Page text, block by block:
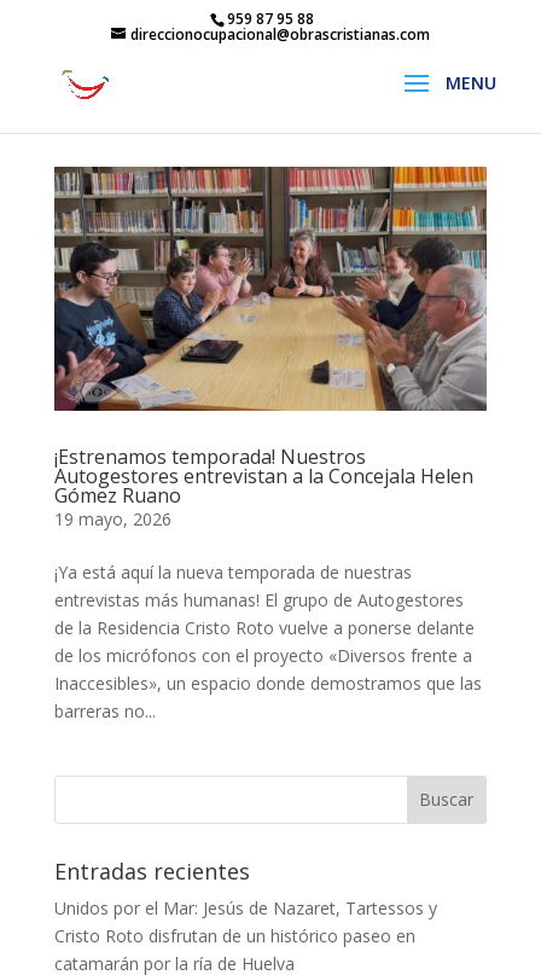
959 87 95 88
direccionocupacional@obrascristianas.com
¡Estrenamos temporada! Nuestros
Autogestores entrevistan a la Concejala Helen
Gómez Ruano
19 mayo, 2026
¡Ya está aquí la nueva temporada de nuestras
entrevistas más humanas! El grupo de Autogestores
de la Residencia Cristo Roto vuelve a ponerse delante
de los micrófonos con el proyecto «Diversos frente a
Inaccesibles», un espacio donde demostramos que las
barreras no...
Entradas recientes
Unidos por el Mar: Jesús de Nazaret, Tartessos y
Cristo Roto disfrutan de un histórico paseo en
catamarán por la ría de Huelva